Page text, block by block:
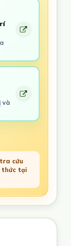
và
cứu
thức tại